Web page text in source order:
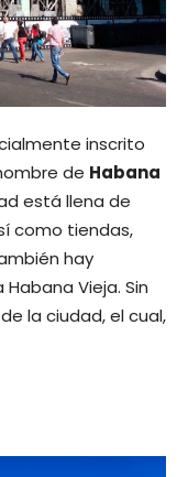
inscrito
de Habana
está llena de
como tiendas,
hay
Vieja. Sin
la ciudad, el cual,